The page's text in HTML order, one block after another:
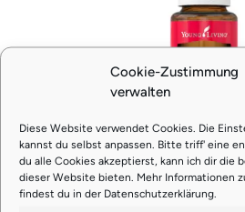
Cookie-Zustimmung
verwalten
Diese Website verwendet Cookies. Die
kannst du selbst anpassen. Bitte triff' eine
du alle Cookies akzeptierst, kann ich dir die
dieser Website bieten. Mehr Informationen
findest du in der Datenschutzerklärung
Grapefruit 15ml
Leben)